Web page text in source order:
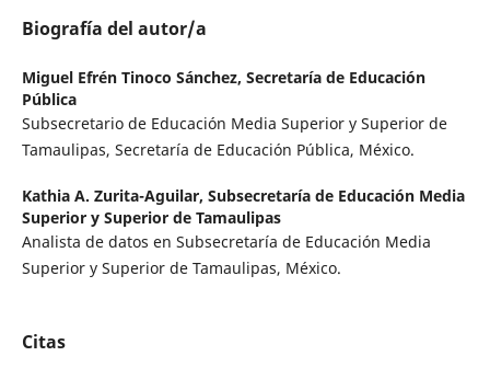
Biografía del autor/a
Miguel Efrén Tinoco Sánchez, Secretaría de Educación
Pública
Subsecretario de Educación Media Superior y Superior de
Tamaulipas, Secretaría de Educación Pública, México.
Kathia A. Zurita-Aguilar, Subsecretaría de Educación Media
Superior y Superior de Tamaulipas
Analista de datos en Subsecretaría de Educación Media
Superior y Superior de Tamaulipas, México.
Citas